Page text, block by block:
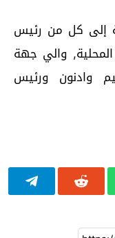
إلى كل من رئيس
المحلية, والي جهة
وادنون ورئيس